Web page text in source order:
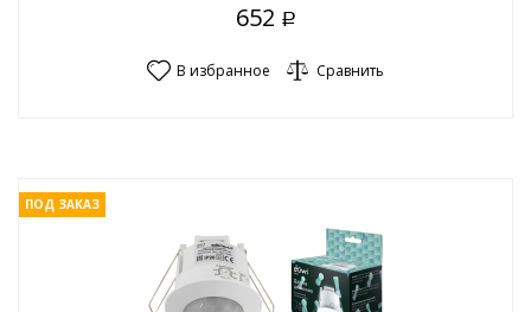
652 Р
В избранное Сравнить
ПОД ЗАКАЗ